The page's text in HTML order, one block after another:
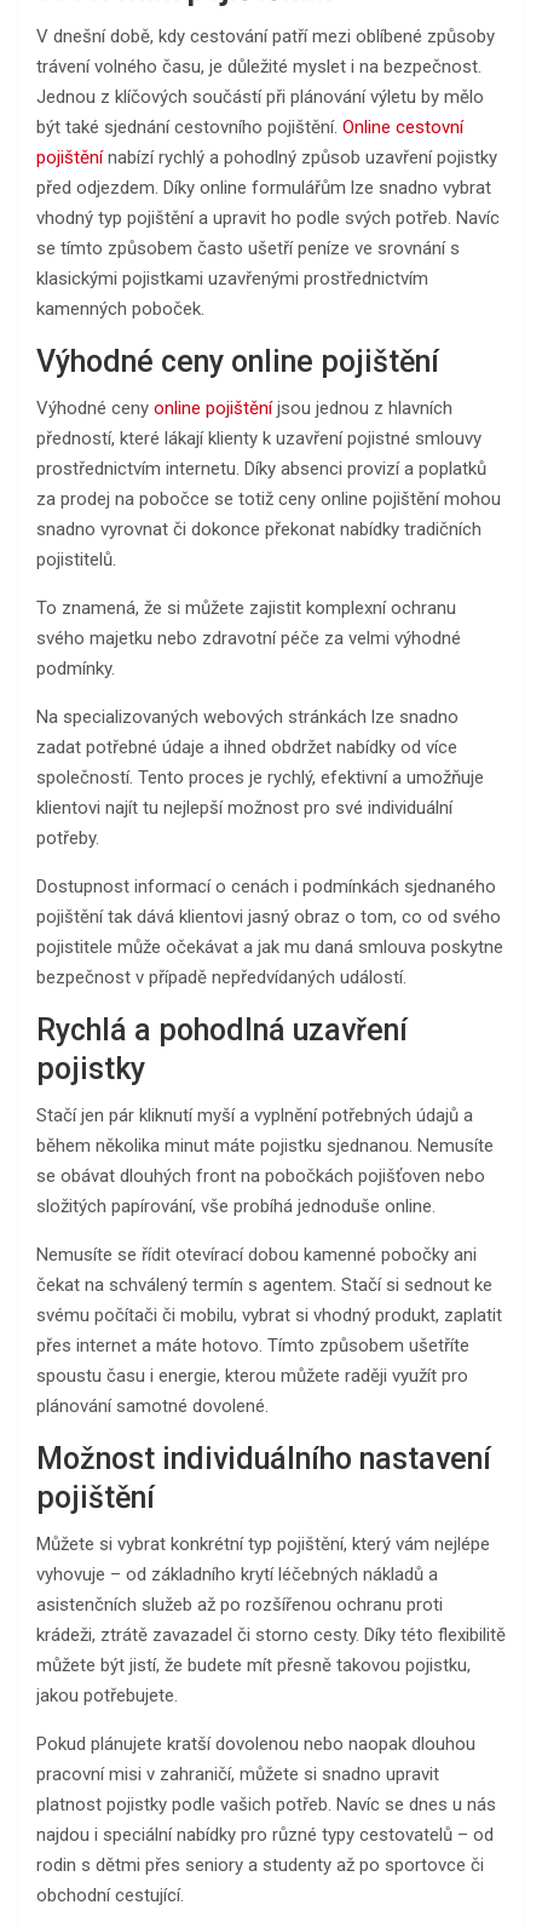
V dnešní době, kdy cestování patří mezi oblíbené způsoby
trávení volného času, je důležité myslet i na bezpečnost.
Jednou z klíčových součástí při plánování výletu by mělo
být také sjednání cestovního pojištění. Online cestovní
pojištěnínabízí rychlý a pohodlný způsob uzavření pojistky
před odjezdem. Díky online formulářům lze snadno vybrat
vhodný typ pojištění a upravit ho podle svých potřeb. Navíc
se tímto způsobem často ušetří peníze ve srovnání s
klasickými pojistkami uzavřenými prostřednictvím
kamenných poboček.
Výhodné ceny online pojištění
Výhodné ceny online pojištěníjsou jednou z hlavních
předností, které lákají klienty k uzavření pojistné smlouvy
prostřednictvím internetu. Díky absenci provizí a poplatků
za prodej na pobočce se totiž ceny online pojištění mohou
snadno vyrovnat či dokonce překonat nabídky tradičních
pojistitelů.
To znamená, že si můžete zajistit komplexní ochranu
svého majetku nebo zdravotní péče za velmi výhodné
podmínky.
Na specializovaných webových stránkách lze snadno
zadat potřebné údaje a ihned obdržet nabídky od více
společností. Tento proces je rychlý, efektivní a umožňuje
klientovi najít tu nejlepší možnost pro své individuální
potřeby.
Dostupnost informací o cenách i podmínkách sjednaného
pojištění tak dává klientovi jasný obraz o tom, co od svého
pojistitele může očekávat a jak mu daná smlouva poskytne
bezpečnost v případě nepředvídaných událostí.
Rychlá a pohodlná uzavření
pojistky
Stačí jen pár kliknutí myší a vyplnění potřebných údajů a
během několika minut máte pojistku sjednanou. Nemusíte
se obávat dlouhých front na pobočkách pojišťoven nebo
složitých papírování, vše probíhá jednoduše online.
Nemusíte se řídit otevírací dobou kamenné pobočky ani
čekat na schválený termín s agentem. Stačí si sednout ke
svému počítači či mobilu, vybrat si vhodný produkt, zaplatit
přes internet a máte hotovo. Tímto způsobem ušetříte
spoustu času i energie, kterou můžete raději využít pro
plánování samotné dovolené.
Možnost individuálního nastavení
pojištění
Můžete si vybrat konkrétní typ pojištění, který vám nejlépe
vyhovuje – od základního krytí léčebných nákladů a
asistenčních služeb až po rozšířenou ochranu proti
krádeži, ztrátě zavazadel či storno cesty. Díky této flexibilitě
můžete být jistí, že budete mít přesně takovou pojistku,
jakou potřebujete.
Pokud plánujete kratší dovolenou nebo naopak dlouhou
pracovní misi v zahraničí, můžete si snadno upravit
platnost pojistky podle vašich potřeb. Navíc se dnes u nás
najdou i speciální nabídky pro různé typy cestovatelů – od
rodin s dětmi přes seniory a studenty až po sportovce či
obchodní cestující.